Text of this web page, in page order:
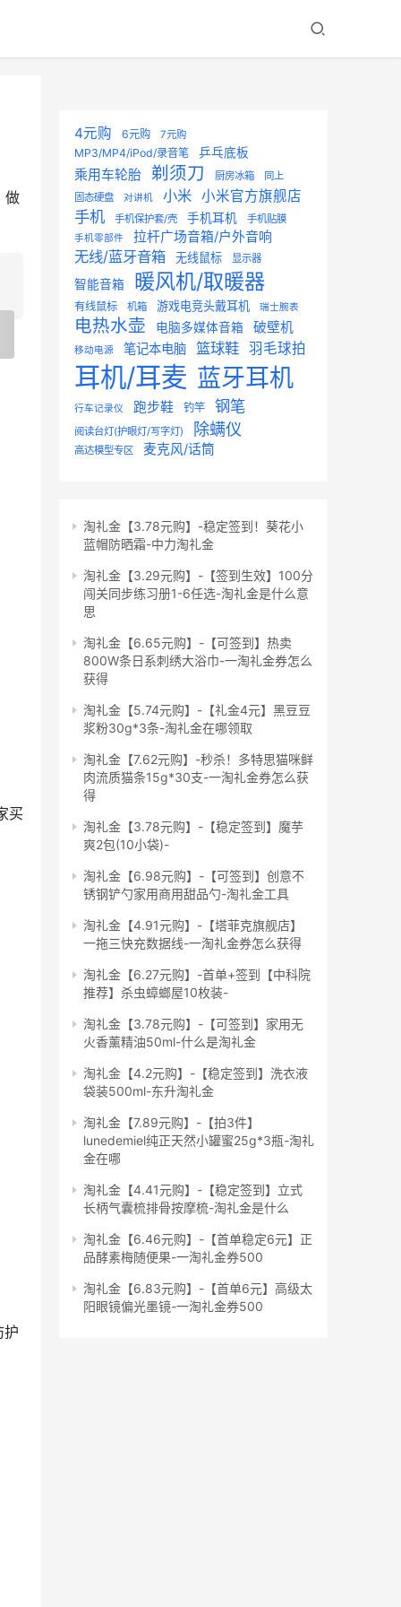
做
买
护
4元购 6元购 7元购
MP3/MP4/iPod/录音笔 乒乓底板
乘用车轮胎 剃须刀 厨房冰箱
同上
固态硬盘
对讲机 小米 小米官方旗舰店
手机 手机保护套/壳 手机耳机 手机贴膜
手机零部件 拉杆广场音箱/户外音响
无线/蓝牙音箱 无线鼠标 显示器
智能音箱 暖风机/取暖器
有线鼠标 机箱 游戏电竞头戴耳机 瑞士腕表
电热水壶 电脑多媒体音箱 破壁机
移动电源 笔记本电脑 篮球鞋 羽毛球拍
耳机/耳麦 蓝牙耳机
行车记录仪 跑步鞋 钓竿 钢笔
阅读台灯(护眼灯/写字灯) 除螨仪
高达模型专区 麦克风/话筒
淘礼金【3.78元购】-稳定签到！葵花小
蓝帽防晒霜-中力淘礼金
淘礼金【3.29元购】-【签到生效】100分
闯关同步练习册1-6任选-淘礼金是什么意
思
淘礼金【6.65元购】-【可签到】热卖
800W条日系刺绣大浴巾-一淘礼金券怎么
获得
淘礼金【5.74元购】-【礼金4元】黑豆豆
浆粉30g*3条-淘礼金在哪领取
淘礼金【7.62元购】-秒杀！多特思猫咪鲜
肉流质猫条15g*30支-一淘礼金券怎么获
得
淘礼金【3.78元购】-【稳定签到】魔芋
爽2包(10小袋)-
淘礼金【6.98元购】-【可签到】创意不
锈钢铲勺家用商用甜品勺-淘礼金工具
淘礼金【4.91元购】-【塔菲克旗舰店】
一拖三快充数据线-一淘礼金券怎么获得
淘礼金【6.27元购】-首单+签到【中科院
推荐】杀虫蟑螂屋10枚装-
淘礼金【3.78元购】-【可签到】家用无
火香薰精油50ml-什么是淘礼金
淘礼金【4.2元购】-【稳定签到】洗衣液
袋装500ml-东升淘礼金
淘礼金【7.89元购】-【拍3件】
lunedemiel纯正天然小罐蜜25g*3瓶-淘礼
金在哪
淘礼金【4.41元购】-【稳定签到】立式
长柄气囊梳排骨按摩梳-淘礼金是什么
淘礼金【6.46元购】-【首单稳定6元】正
品酵素梅随便果-一淘礼金券500
淘礼金【6.83元购】-【首单6元】高级太
阳眼镜偏光墨镜-一淘礼金券500